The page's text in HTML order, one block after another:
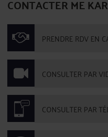
CONTACTER ME
PRENDRE RDV EN
CONSULTER PAR
CONSULTER PAR